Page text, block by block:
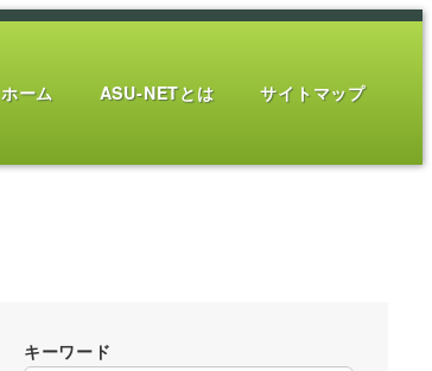
ホーム ASU-NETとは サイトマップ
キーワード